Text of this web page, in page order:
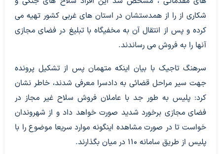
شکاری از را از همدستشان در استان های غربی کشور تهیه می
کرده و پس از انتقال آن به مخفیگاه با تبلیغ در فضای مجازی
آنها را به فروش می رساندند.
سرهنگ تاجیک با بیان اینکه متهمان پس از تشکیل پرونده
جهت سیر مراحل قضائی به دادسرا معرفی شدند، خاطر نشان
کرد: پلیس به طور جد با عاملان فروش سلاح غیر مجاز در
فضای مجازی برخورد شدید صورت خواهد داد و از شهروندان
خواست تا در صورت مشاهده اینگونه موارد سریعا موضوع را با
پلیس از طریق سامانه ۱۱۰ در میان بگذارند.